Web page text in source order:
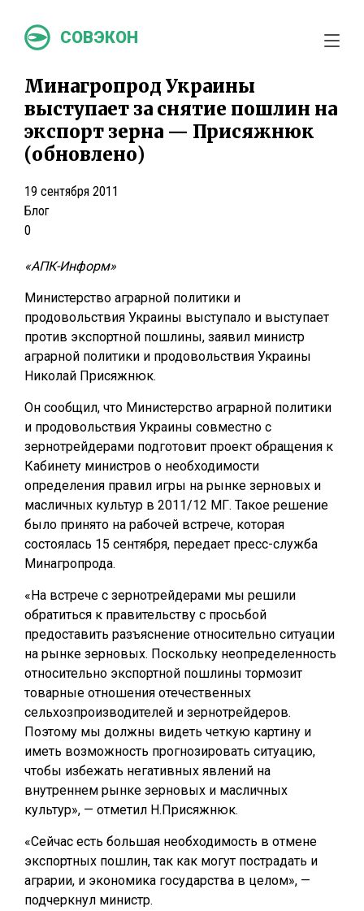
СОВЭКОН
Минагропрод Украины
выступает за снятие пошлин на
экспорт зерна — Присяжнюк
(обновлено)
19 сентября 2011
Блог
0
«АПК-Информ»
Министерство аграрной политики и
продовольствия Украины выступало и выступает
против экспортной пошлины, заявил министр
аграрной политики и продовольствия Украины
Николай Присяжнюк.
Он сообщил, что Министерство аграрной политики
и продовольствия Украины совместно с
зернотрейдерами подготовит проект обращения к
Кабинету министров о необходимости
определения правил игры на рынке зерновых и
масличных культур в 2011/12 МГ. Такое решение
было принято на рабочей встрече, которая
состоялась 15 сентября, передает пресс-служба
Минагропрода.
«На встрече с зернотрейдерами мы решили
обратиться к правительству с просьбой
предоставить разъяснение относительно ситуации
на рынке зерновых. Поскольку неопределенность
относительно экспортной пошлины тормозит
товарные отношения отечественных
сельхозпроизводителей и зернотрейдеров.
Поэтому мы должны видеть четкую картину и
иметь возможность прогнозировать ситуацию,
чтобы избежать негативных явлений на
внутреннем рынке зерновых и масличных
культур», — отметил Н.Присяжнюк.
«Сейчас есть большая необходимость в отмене
экспортных пошлин, так как могут пострадать и
аграрии, и экономика государства в целом», —
подчеркнул министр.